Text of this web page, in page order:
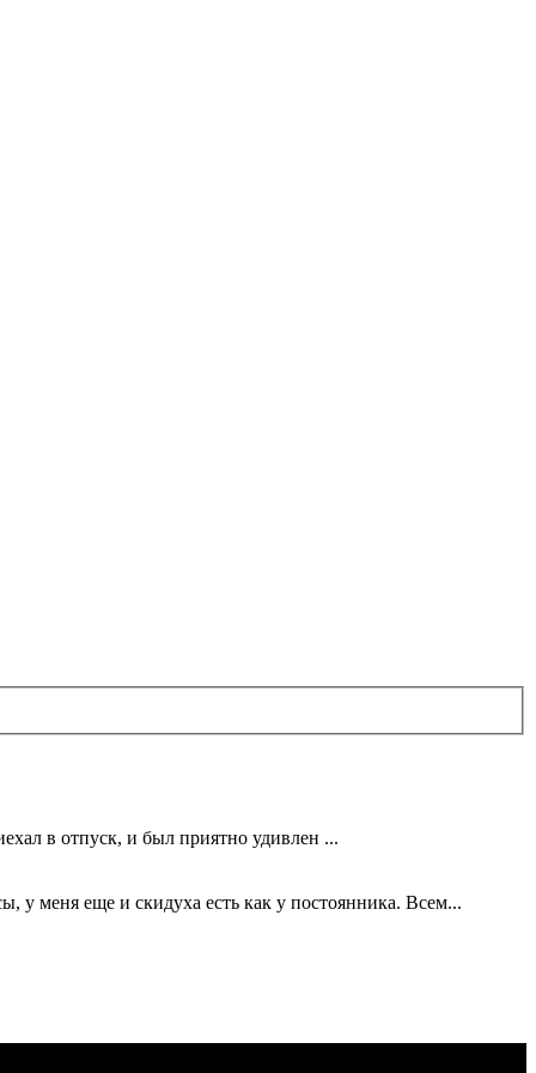
в отпуск, и был приятно удивлен ...
меня еще и скидуха есть как у постоянника. Всем...